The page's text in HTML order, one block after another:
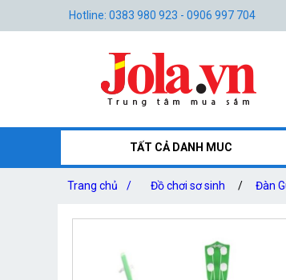
Hotline: 0383 980 923 - 0906 997 704
TẤT CẢ DANH MUC
Trang chủ / Đồ chơi sơ sinh / Đàn